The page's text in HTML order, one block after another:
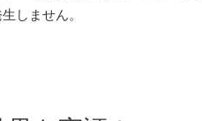
しません。